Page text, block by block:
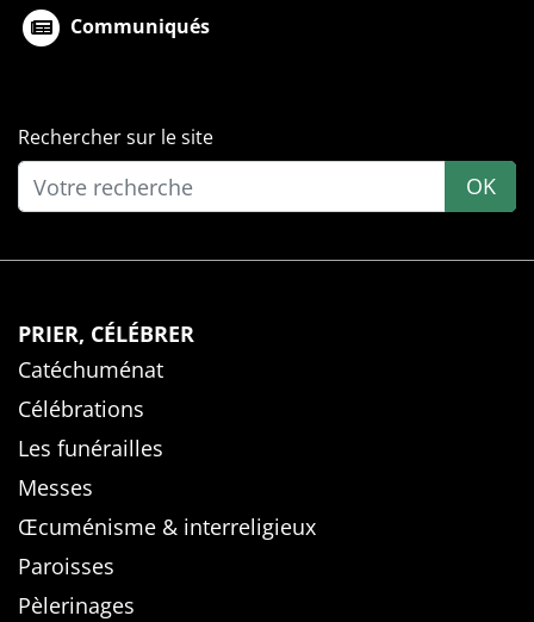
Communiqués
Rechercher sur le site
OK
PRIER, CÉLÉBRER
Catéchuménat
Célébrations
Les funérailles
Messes
Œcuménisme & interreligieux
Paroisses
Pèlerinages